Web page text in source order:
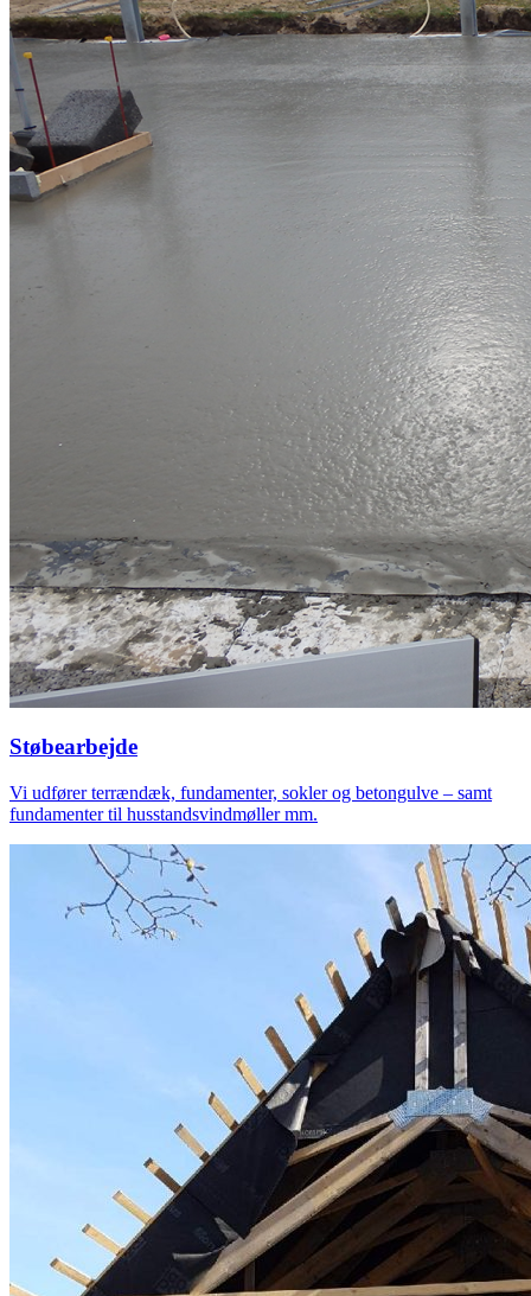
Støbearbejde
Vi udfører terrændæk, fundamenter, sokler og betongulve – samt
fundamenter til husstandsvindmøller mm.